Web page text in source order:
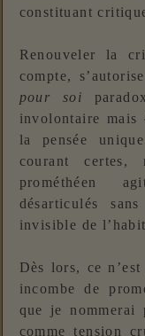
constituant
Renouveler la
compte,
pour soi
involontaire mais
la pensée
courant certes,
prométhéen
désarticulés
invisible de
Dès lors, ce
incombe de
que je nommerai
comme tension